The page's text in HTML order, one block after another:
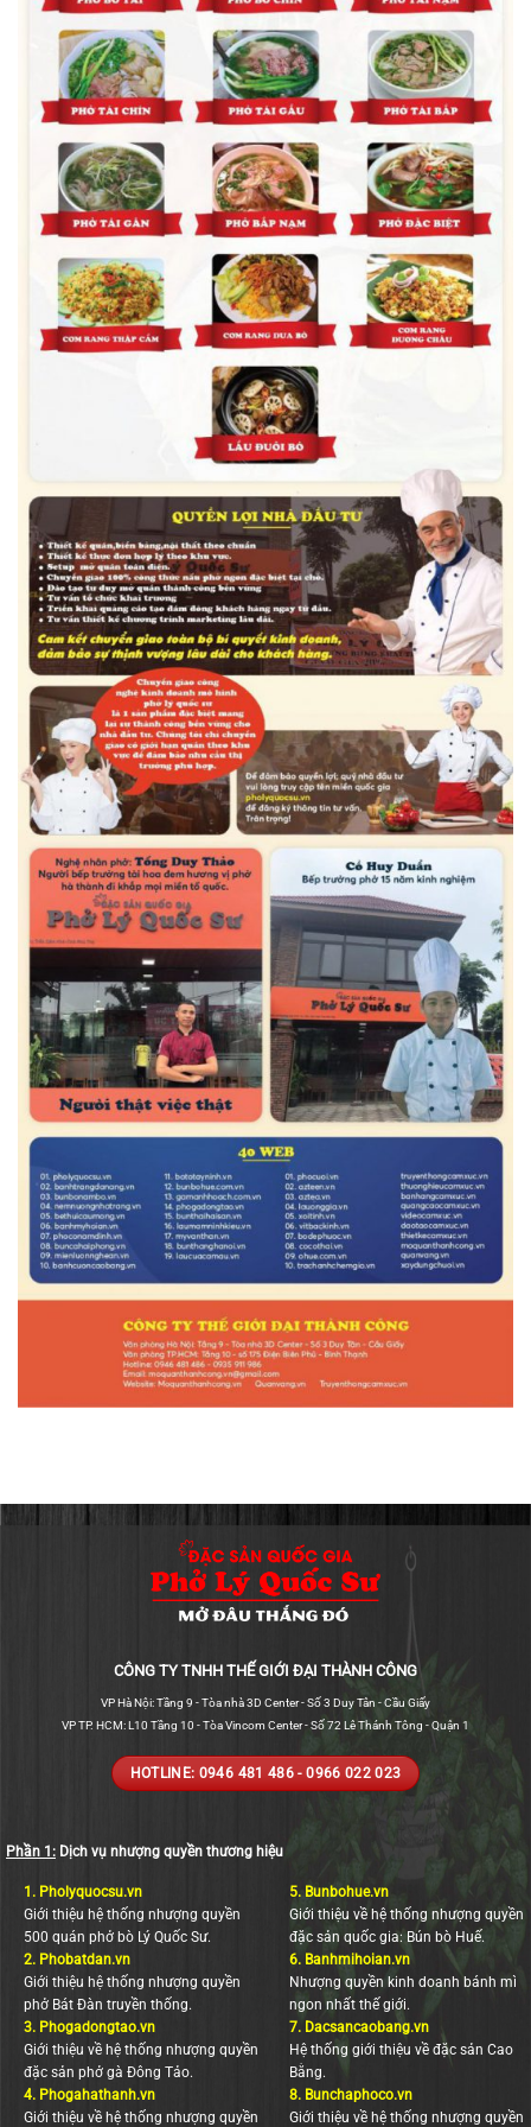
CÔNG TY TNHH THẾ GIỚI ĐẠI THÀNH CÔNG
VP Hà Nội: Tầng 9 - Tòa nhà 3D Center - Số 3 Duy Tân - Cầu Giấy
VP TP. HCM: L10 Tầng 10 - Tòa Vincom Center - Số 72 Lê Thánh Tông - Quận 1
HOTLINE: 0946 481 486 - 0966 022 023
Phần 1: Dịch vụ nhượng quyền thương hiệu
1. Pholyquocsu.vn
Giới thiệu hệ thống nhượng quyền
500 quán phở bò Lý Quốc Sư.
2. Phobatdan.vn
Giới thiệu hệ thống nhượng quyền
phở Bát Đàn truyền thống.
3. Phogadongtao.vn
Giới thiệu về hệ thống nhượng quyền
đặc sản phở gà Đông Tảo.
4. Phogahathanh.vn
Giới thiệu về hệ thống nhượng quyền
5. Bunbohue.vn
Giới thiệu về hệ thống nhượng quyền
đặc sản quốc gia: Bún bò Huế.
6. Banhmihoian.vn
Nhượng quyền kinh doanh bánh mì
ngon nhất thế giới.
7. Dacsancaobang.vn
Hệ thống giới thiệu về đặc sản Cao
Bằng.
8. Bunchaphoco.vn
Giới thiệu về hệ thống nhượng quyền